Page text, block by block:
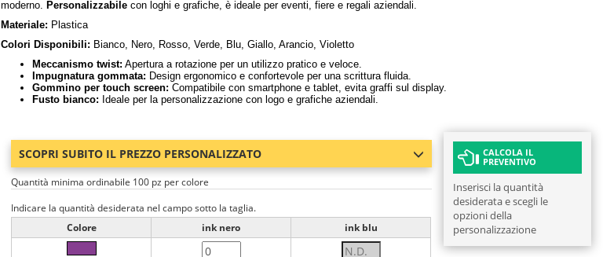
moderno. Personalizzabile con loghi e grafiche, è ideale per eventi, fiere e regali aziendali.
Materiale: Plastica
Colori Disponibili: Bianco, Nero, Rosso, Verde, Blu, Giallo, Arancio, Violetto
Meccanismo twist: Apertura a rotazione per un utilizzo pratico e veloce.
Impugnatura gommata: Design ergonomico e confortevole per una scrittura fluida.
Gommino per touch screen: Compatibile con smartphone e tablet, evita graffi sul display.
Fusto bianco: Ideale per la personalizzazione con logo e grafiche aziendali.
SCOPRI SUBITO IL PREZZO PERSONALIZZATO
Quantità minima ordinabile 100 pz per colore
Indicare la quantità desiderata nel campo sotto la taglia.
Colore
ink nero ink blu
CALCOLA IL
PREVENTIVO
Inserisci la quantità
desiderata e scegli le
opzioni della
personalizzazione